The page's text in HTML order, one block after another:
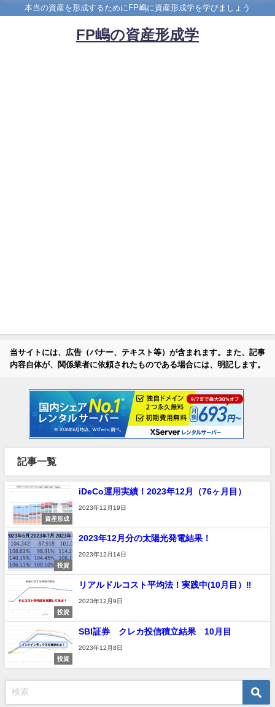
本当の資産を形成するためにFP嶋に資産形成学を学びましょう
FP嶋の資産形成学
当サイトには、広告（バナー、テキスト等）が含まれます。また、記事
内容自体が、関係業者に依頼されたものである場合には、明記します。
記事一覧
資産形成
iDeCo運用実績！2023年12月（76ヶ月目）
2023年12月19日
投資
2023年12月分の太陽光発電結果！
2023年12月14日
投資
リアルドルコスト平均法！実践中(10月目）‼
2023年12月9日
投資
SBI証券 クレカ投信積立結果 10月目
2023年12月8日